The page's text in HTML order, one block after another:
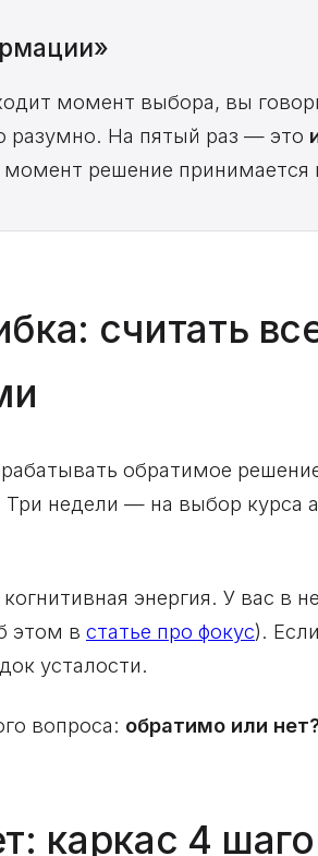
момент выбора, вы
разумно. На пятый раз — это
решение принимается
считать
обратимое
Три недели — на выбор
энергия. У вас в
этом в статье про фокус).
усталости.
вопроса: обратимо или
каркас 4